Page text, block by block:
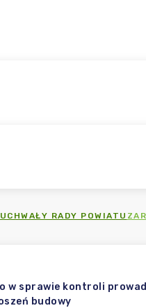
UCHWAŁY RADY POWIATU
w sprawie kontroli
budowy